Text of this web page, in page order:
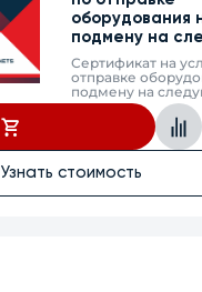
оборудования
подмену на
день, MES5600-
Сертификат на
отправке
подмену на
рабочий день
day shipping) в
из строя
MES5600-24, 2
Узнать стоимость